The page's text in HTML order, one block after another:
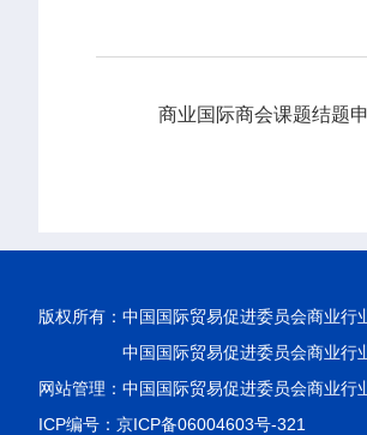
商业国际商会课题结题
版权所有： 中国国际贸易促进委员会商业行
中国国际贸易促进委员会商业行
网站管理：中国国际贸易促进委员会商业行
ICP编号：京ICP备06004603号-321